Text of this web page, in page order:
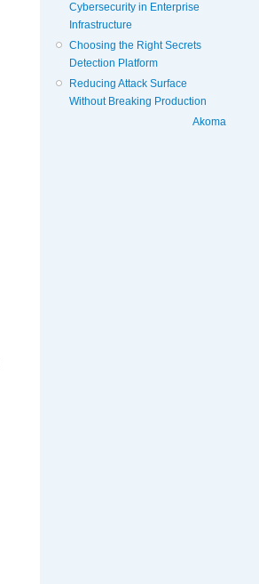
Cybersecurity in Enterprise
Infrastructure
Choosing the Right Secrets
Detection Platform
Reducing Attack Surface
Without Breaking Production
Akoma